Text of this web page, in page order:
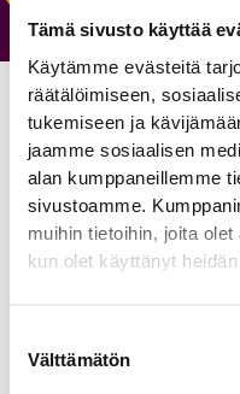
Tämä sivusto käyttää
Käytämme evästeitä
räätälöimiseen,
tukemiseen ja
jaamme sosiaalisen
alan kumppaneillemme
sivustoamme.
muihin tietoihin, joita
kun olet käyttänyt
valinta
Välttämätön
VERO
Muoti ja asusteet
VERO MODA tarjoaa
Laajasta ja inspiroivasta